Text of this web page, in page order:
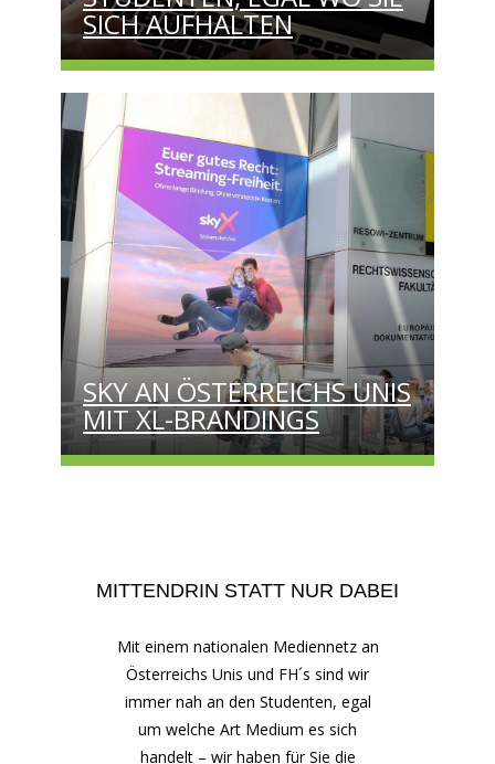
SICH AUFHALTEN
SKY AN ÖSTERREICHS UNIS
MIT XL-BRANDINGS
MITTENDRIN STATT NUR DABEI
Mit einem nationalen Mediennetz an
Österreichs Unis und FH´s sind wir
immer nah an den Studenten, egal
um welche Art Medium es sich
handelt – wir haben für Sie die